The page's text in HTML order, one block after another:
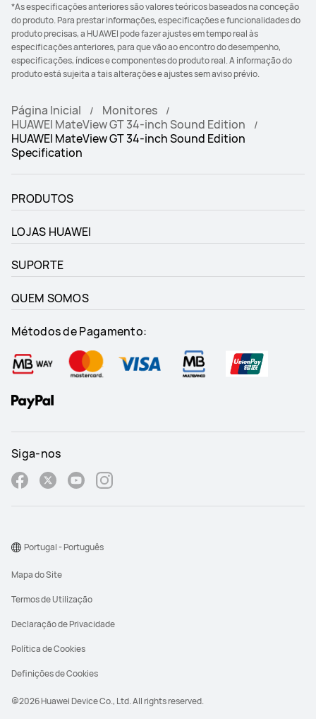
*As especificações anteriores são valores teóricos baseados na conceção
do produto. Para prestar informações, especificações e funcionalidades do
produto precisas, a HUAWEI pode fazer ajustes em tempo real às
especificações anteriores, para que vão ao encontro do desempenho,
especificações, índices e componentes do produto real. A informação do
produto está sujeita a tais alterações e ajustes sem aviso prévio.
Página Inicial
Monitores
HUAWEI MateView GT 34-inch Sound Edition
HUAWEI MateView GT 34-inch Sound Edition
Specification
PRODUTOS
LOJAS HUAWEI
SUPORTE
QUEM SOMOS
Métodos de Pagamento:
Siga-nos
@2026 Huawei Device Co., Ltd. All rights reserved.
Mapa do Site
Termos de Utilização
Declaração de Privacidade
Política de Cookies
Definições de Cookies
Portugal - Português